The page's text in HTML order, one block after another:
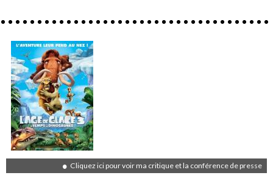
Cliquez ici pour voir ma critique et la conférence de presse